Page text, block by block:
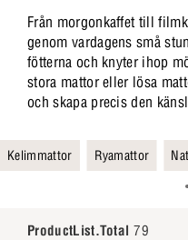
Från morgonkaffet till
genom vardagens små
fötterna och knyter ihop
stora mattor eller lösa
och skapa precis den
Kelimmattor Ryamattor
ProductList.Total 79